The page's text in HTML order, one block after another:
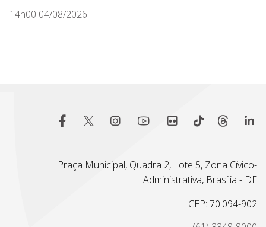
14h00 04/08/2026
Praça Municipal, Quadra 2, Lote 5, Zona Cívico-
Administrativa, Brasília - DF
CEP: 70.094-902